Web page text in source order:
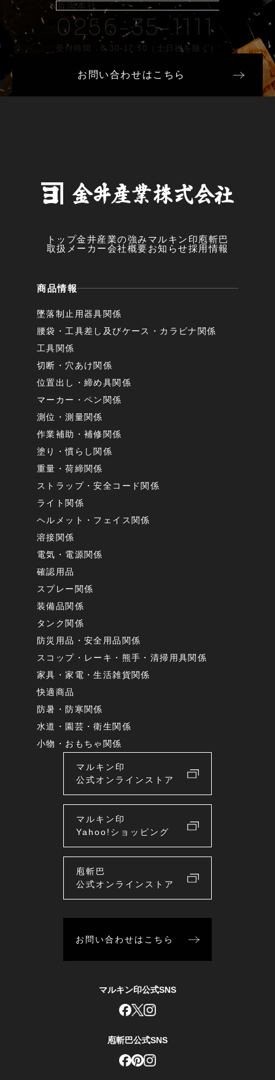
新潟本社
0256-35-1111
受付時間 8:30-17:30（土日祝を除く）
お問い合わせはこちら
トップ金井産業の強み マルキン印 庖斬巴
取扱メーカー会社概要お知らせ採用情報
商品情報
墜落制止用器具関係
腰袋・工具差し及びケース・カラビナ関係
工具関係
切断・穴あけ関係
位置出し・締め具関係
マーカー・ペン関係
測位・測量関係
作業補助・補修関係
塗り・慣らし関係
重量・荷締関係
ストラップ・安全コード関係
ライト関係
ヘルメット・フェイス関係
溶接関係
電気・電源関係
確認用品
スプレー関係
装備品関係
タンク関係
防災用品・安全用品関係
スコップ・レーキ・熊手・清掃用具関係
家具・家電・生活雑貨関係
快適商品
防暑・防寒関係
水道・園芸・衛生関係
小物・おもちゃ関係
マルキン印
公式オンラインストア
マルキン印
Yahoo!ショッピング
庖斬巴
公式オンラインストア
お問い合わせはこちら
マルキン印公式SNS
庖斬巴公式SNS